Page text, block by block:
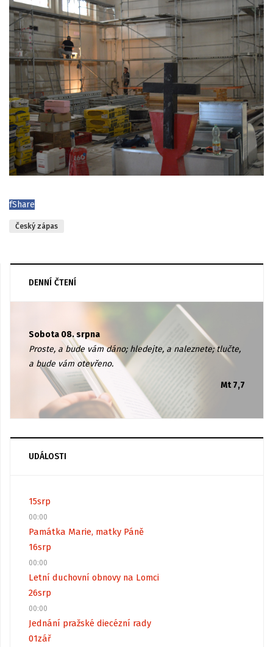
fShare
Český zápas
DENNÍ ČTENÍ
Sobota 08. srpna
Proste, a bude vám dáno; hledejte, a naleznete; tlučte,
a bude vám otevřeno.
Mt 7,7
UDÁLOSTI
15srp
00:00
Památka Marie, matky Páně
16srp
00:00
Letní duchovní obnovy na Lomci
26srp
00:00
Jednání pražské diecézní rady
01zář